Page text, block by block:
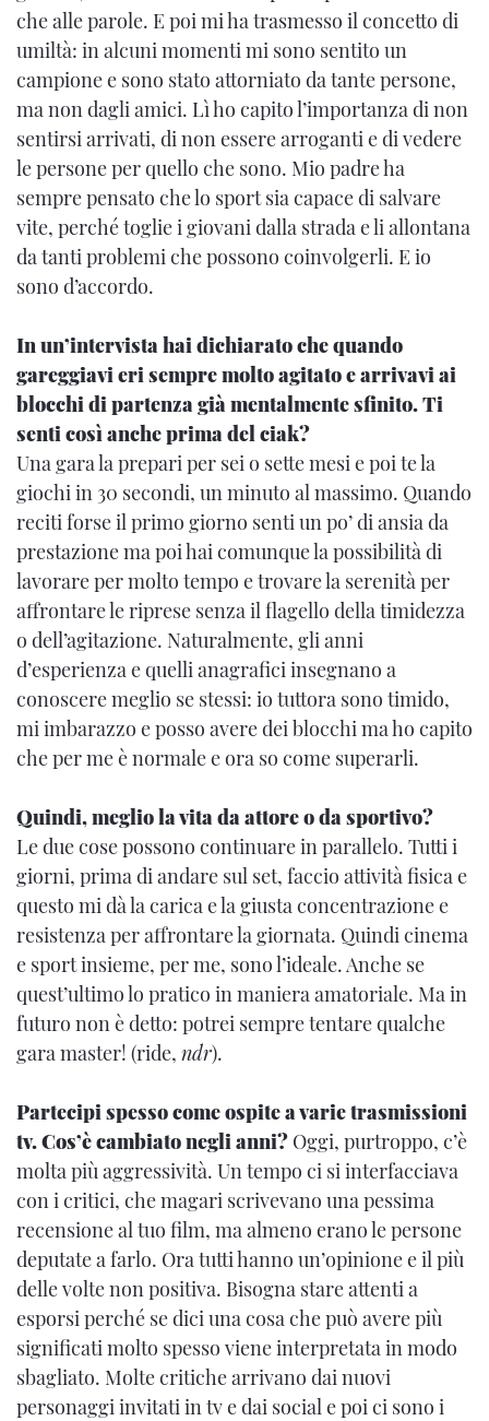
che alle parole. E poi mi ha trasmesso il concetto di
umiltà: in alcuni momenti mi sono sentito un
campione e sono stato attorniato da tante persone,
ma non dagli amici. Lì ho capito l’importanza di non
sentirsi arrivati, di non essere arroganti e di vedere
le persone per quello che sono. Mio padre ha
sempre pensato che lo sport sia capace di salvare
vite, perché toglie i giovani dalla strada e li allontana
da tanti problemi che possono coinvolgerli. E io
sono d’accordo.
In un’intervista hai dichiarato che quando
gareggiavi eri sempre molto agitato e arrivavi ai
blocchi di partenza già mentalmente sfinito. Ti
senti così anche prima del ciak?
Una gara la prepari per sei o sette mesi e poi te la
giochi in 30 secondi, un minuto al massimo. Quando
reciti forse il primo giorno senti un po’ di ansia da
prestazione ma poi hai comunque la possibilità di
lavorare per molto tempo e trovare la serenità per
affrontare le riprese senza il flagello della timidezza
o dell’agitazione. Naturalmente, gli anni
d’esperienza e quelli anagrafici insegnano a
conoscere meglio se stessi: io tuttora sono timido,
mi imbarazzo e posso avere dei blocchi ma ho capito
che per me è normale e ora so come superarli.
Quindi, meglio la vita da attore o da sportivo?
Le due cose possono continuare in parallelo. Tutti i
giorni, prima di andare sul set, faccio attività fisica e
questo mi dà la carica e la giusta concentrazione e
resistenza per affrontare la giornata. Quindi cinema
e sport insieme, per me, sono l’ideale. Anche se
quest’ultimo lo pratico in maniera amatoriale. Ma in
futuro non è detto: potrei sempre tentare qualche
gara master! (ride, ndr).
Partecipi spesso come ospite a varie trasmissioni
tv. Cos’è cambiato negli anni? Oggi, purtroppo, c’è
molta più aggressività. Un tempo ci si interfacciava
con i critici, che magari scrivevano una pessima
recensione al tuo film, ma almeno erano le persone
deputate a farlo. Ora tutti hanno un’opinione e il più
delle volte non positiva. Bisogna stare attenti a
esporsi perché se dici una cosa che può avere più
significati molto spesso viene interpretata in modo
sbagliato. Molte critiche arrivano dai nuovi
personaggi invitati in tv e dai social e poi ci sono i